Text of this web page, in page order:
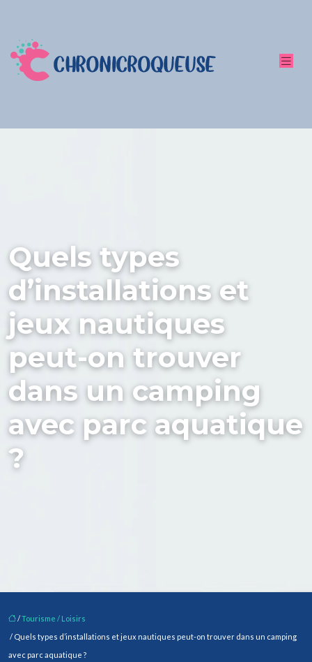
Quels types
d’installations et
jeux nautiques
peut-on trouver
dans un camping
avec parc aquatique
?
/Tourisme / Loisirs
/ Quels types d’installations et jeux nautiques peut-on trouver dans un camping
avec parc aquatique ?